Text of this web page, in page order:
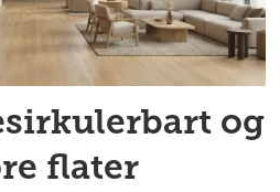
og
flater